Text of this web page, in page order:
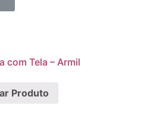
com Tela – Armil
Produto